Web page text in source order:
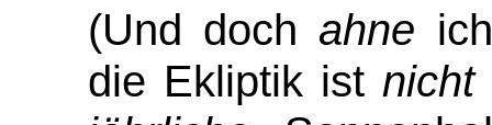
(Und doch ahne
die Ekliptik ist nicht